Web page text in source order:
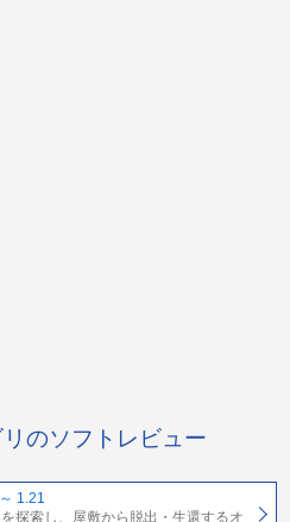
リのソフトレビュー
1.21
探索し、屋敷から脱出・生還するオ